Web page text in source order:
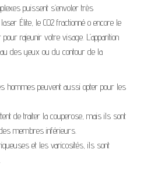
puissent s’envoler très
Élite, le CO2 fractionné o encore le
rajeunir votre visage. L’apparition
des yeux ou du contour de la
hommes peuvent aussi opter pour les
de traiter la couperose, mais ils sont
membres inférieurs.
et les varicosités, ils sont